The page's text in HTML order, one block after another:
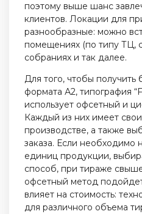
поэтому выше шанс
клиентов. Локации для
разнообразные: можно
помещениях (по типу ТЦ,
собраниях и так далее.
Для того, чтобы получить
формата А2, типография
использует офсетный и
Каждый из них имеет
производстве, а также
заказа. Если необходимо
единиц продукции,
способ, при тираже
офсетный метод
влияет на стоимость:
для различного объема